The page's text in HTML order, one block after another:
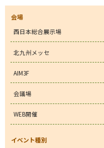
会場
西日本総合展示場
北九州メッセ
AIM3F
会議場
WEB開催
イベント種別